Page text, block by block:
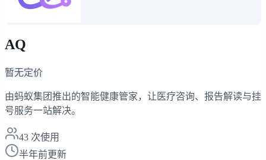
AQ
暂无定价
由蚂蚁集团推出的智能健康管家，让医疗咨询、报告解读与挂
号服务一站解决。
43 次使用
半年前更新